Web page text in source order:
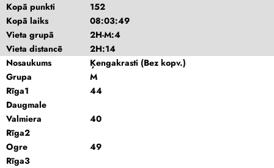
Kopā punkti
152
Kopā laiks
08:03:49
Vieta grupā
2H-M:4
Vieta distancē
2H:14
Nosaukums
Ķengakrasti (Bez kopv.)
Grupa
M
Rīga1
44
Daugmale
Valmiera
40
Rīga2
Ogre
49
Rīga3